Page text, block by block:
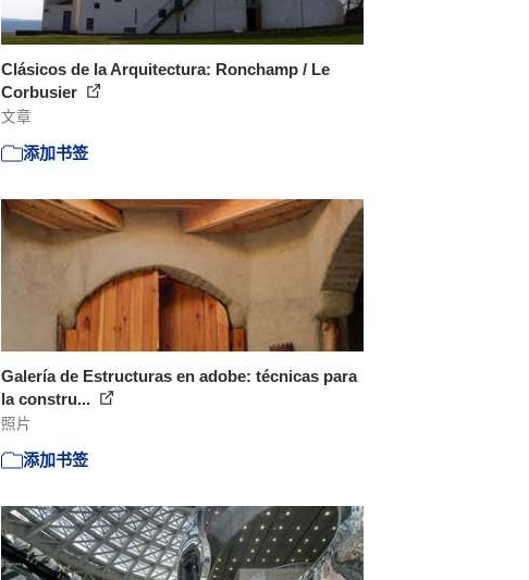
Clásicos de la Arquitectura: Ronchamp / Le
Corbusier
文章
添加书签
Galería de Estructuras en adobe: técnicas para
la constru...
照片
添加书签